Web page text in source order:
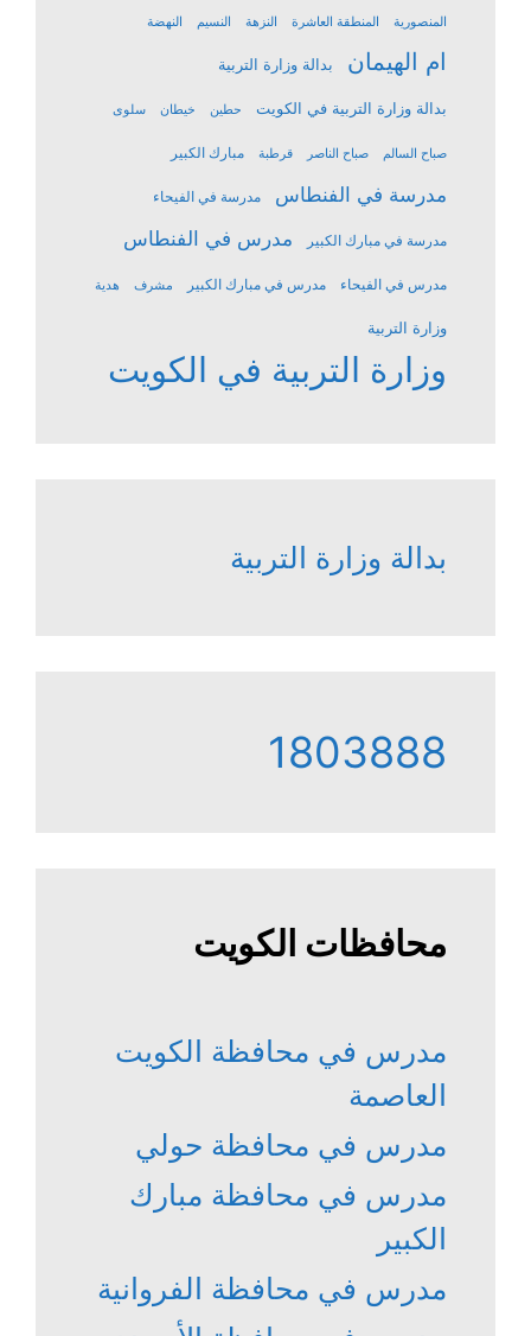
المنصورية المنطقة العاشرة النزهة النسيم النهضة
ام الهيمان بدالة وزارة التربية
بدالة وزارة التربية في الكويت حطين خيطان سلوى
صباح السالم صباح الناصر قرطبة مبارك الكبير
مدرسة في الفنطاس مدرسة في الفيحاء
مدرسة في مبارك الكبير مدرس في الفنطاس
مدرس في الفيحاء مدرس في مبارك الكبير مشرف هدية
وزارة التربية
وزارة التربية في الكويت
بدالة وزارة التربية
1803888
محافظات الكويت
مدرس في محافظة الكويت
العاصمة
مدرس في محافظة حولي
مدرس في محافظة مبارك
الكبير
مدرس في محافظة الفروانية